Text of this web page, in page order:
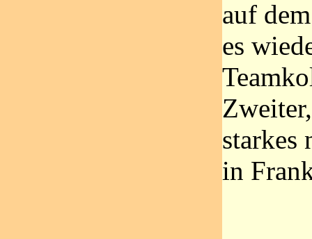
auf
es
starkes
in